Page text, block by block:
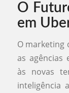
O
em
O marketing
as agências
às novas
inteligência